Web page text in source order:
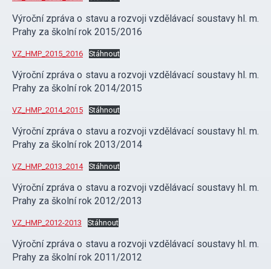
Výroční zpráva o stavu a rozvoji vzdělávací soustavy hl. m.
Prahy za školní rok 2015/2016
VZ_HMP_2015_2016 Stáhnout
Výroční zpráva o stavu a rozvoji vzdělávací soustavy hl. m.
Prahy za školní rok 2014/2015
VZ_HMP_2014_2015 Stáhnout
Výroční zpráva o stavu a rozvoji vzdělávací soustavy hl. m.
Prahy za školní rok 2013/2014
VZ_HMP_2013_2014 Stáhnout
Výroční zpráva o stavu a rozvoji vzdělávací soustavy hl. m.
Prahy za školní rok 2012/2013
VZ_HMP_2012-2013 Stáhnout
Výroční zpráva o stavu a rozvoji vzdělávací soustavy hl. m.
Prahy za školní rok 2011/2012